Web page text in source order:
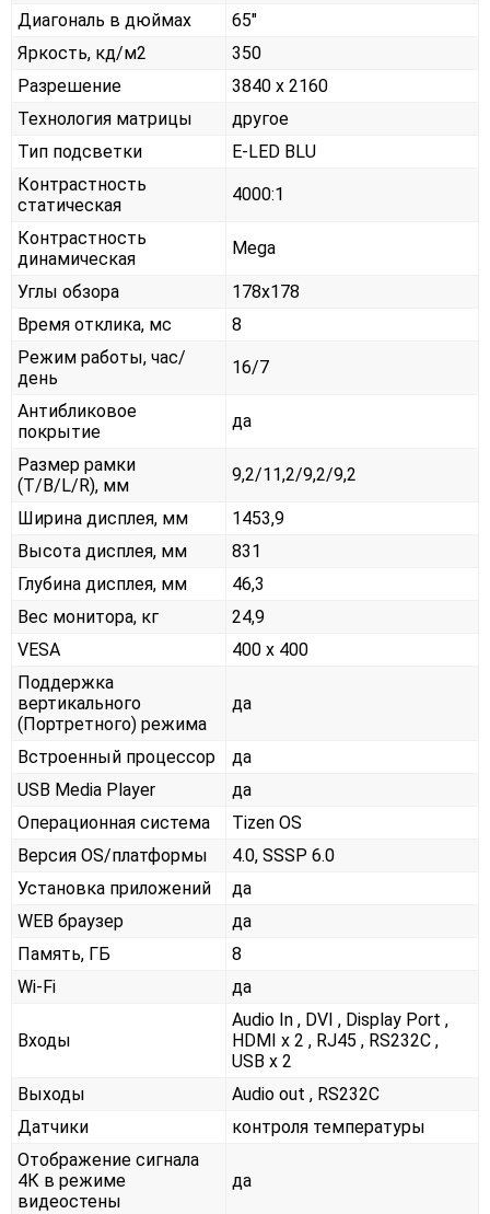
Диагональ в дюймах
65"
Яркость, кд/м2
350
Разрешение
3840 x 2160
Технология матрицы
другое
Тип подсветки
E-LED BLU
Контрастность
статическая
4000:1
Контрастность
динамическая
Mega
Углы обзора
178x178
Время отклика, мс
8
Режим работы, час/
день
16/7
Антибликовое
покрытие
да
Размер рамки
(T/B/L/R), мм
9,2/11,2/9,2/9,2
Ширина дисплея, мм
1453,9
Высота дисплея, мм
831
Глубина дисплея, мм
46,3
Вес монитора, кг
24,9
VESA
400 x 400
Поддержка
вертикального
(Портретного) режима
да
Встроенный процессор
да
USB Media Player
да
Операционная система
Tizen OS
Версия OS/платформы
4.0, SSSP 6.0
Установка приложений
да
WEB браузер
да
Память, ГБ
8
Wi-Fi
да
Входы
Audio In , DVI , Display Port ,
HDMI x 2 , RJ45 , RS232С ,
USB x 2
Выходы
Audio out , RS232С
Датчики
контроля температуры
Отображение сигнала
4К в режиме
видеостены
да